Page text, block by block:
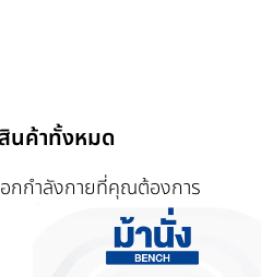
นค้าทั้งหมด
กกำลังกายที่คุณต้องการ